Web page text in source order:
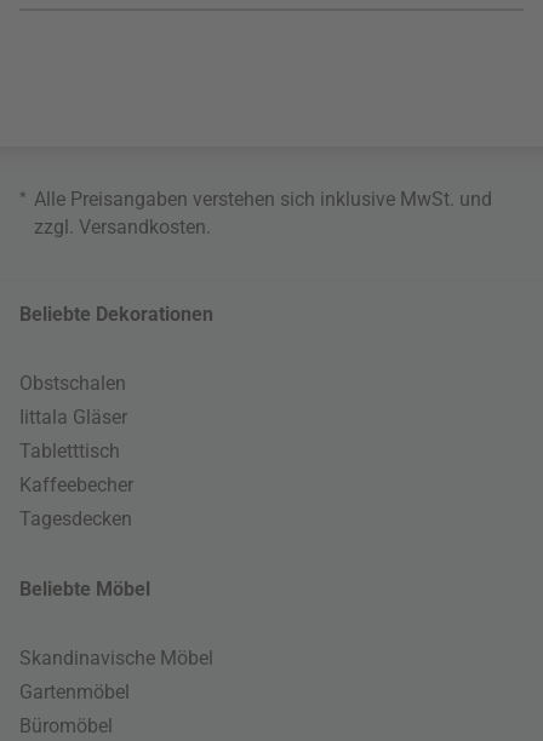
* Alle Preisangaben verstehen sich inklusive MwSt. und
zzgl. Versandkosten
Beliebte Dekorationen
Obstschalen
Iittala Gläser
Tabletttisch
Kaffeebecher
Tagesdecken
Beliebte Möbel
Skandinavische Möbel
Gartenmöbel
Büromöbel